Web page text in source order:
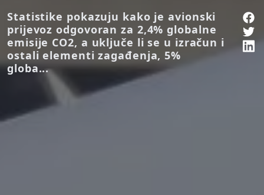
Statistike pokazuju kako je avionski
prijevoz odgovoran za 2,4% globalne
emisije CO2, a uključe li se u izračun i
ostali elementi zagađenja, 5%
globa...